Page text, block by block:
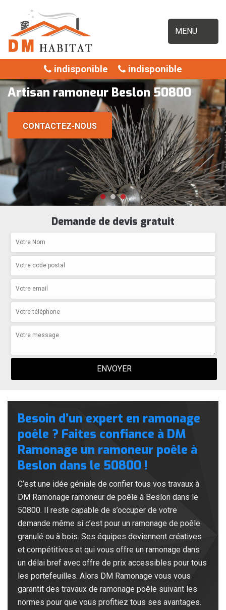
MENU
indisponible indisponible
Artisan ramoneur Beslon 50800
CONTACTEZ-NOUS
Demande de devis gratuit
Besoin d’un expert en ramonage
poêle ? Faites confiance à DM
Ramonage un ramoneur poêle à
Beslon dans le 50800 !
C’est une idée géniale de confier tous vos travaux à
DM Ramonage ramoneur de poêle à Beslon dans le
50800. Il reste capable de s’occuper de votre
demande même si c’est pour un ramonage de poêle
granulé ou à bois. Ses équipes deviennent créatives
et compétitives et qui vous offre un ramonage dans
un délai bref avec offre de prix accessibles pour tous
les portefeuilles. Alors DM Ramonage vous vous
garantit des travaux de ramonage poêle suivant les
normes pour que vous profitiez tous ses avantages.